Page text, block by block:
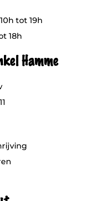
tot 19h
18h
Hamme